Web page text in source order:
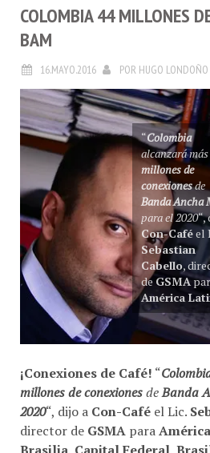
COLOMBIA 44 MILLONES
BAM
16.MAYO.2016 POR HUGO LONDOÑO
“Colombia
alcanzará
millones de
conexionesde
Banda Ancha
para el 2020“,
Con-Caféel
Sebastian
Cabello ,
de GSMA
América
¡Conexiones de Café! “
millones de conexionesdeBanda
2020“, dijo a Con-Café el Lic.
director de GSMA para
Brasilia, Capital Federal,